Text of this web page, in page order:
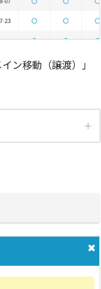
ン移動（譲渡）」